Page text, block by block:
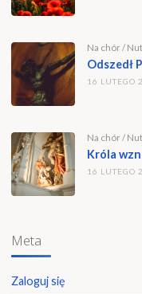
Na chór /
Odszedł
16 LUTEGO
Na chór /
Króla
16 LUTEGO
Meta
Zaloguj się